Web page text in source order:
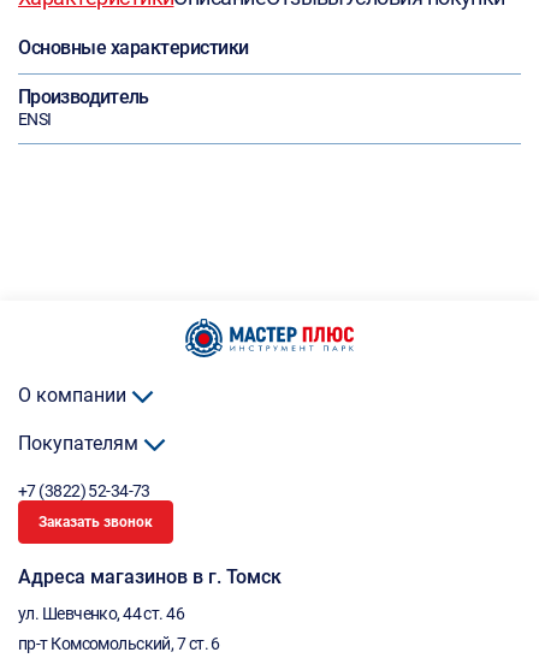
Основные характеристики
Производитель
ENSI
О компании
Покупателям
+7 (3822) 52-34-73
Заказать звонок
Адреса магазинов в г. Томск
ул. Шевченко, 44 ст. 46
пр-т Комсомольский, 7 ст. 6